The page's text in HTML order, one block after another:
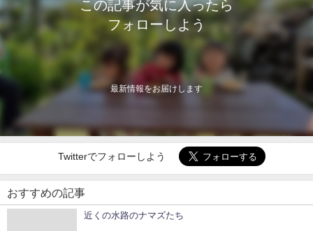
この記事が気に入ったら
フォローしよう
最新情報をお届けします
Twitterでフォローしよう
おすすめの記事
近くの水路のナマズたち